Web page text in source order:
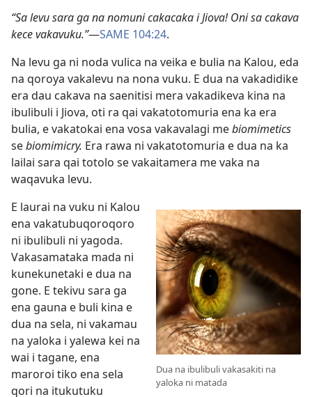
“Sa levu sara ga na nomuni cakacaka i Jiova! Oni sa cakava
kece vakavuku.”—SAME 104:24.
Na levu ga ni noda vulica na veika e bulia na Kalou, eda
na qoroya vakalevu na nona vuku. E dua na vakadidike
era dau cakava na saenitisi mera vakadikeva kina na
ibulibuli i Jiova, oti ra qai vakatotomuria ena ka era
bulia, e vakatokai ena vosa vakavalagi mebiomimetics
sebiomimicry. Era rawa ni vakatotomuria e dua na ka
lailai sara qai totolo se vakaitamera me vaka na
waqavuka levu.
Dua na ibulibuli vakasakiti na
yaloka ni matada
E laurai na vuku ni Kalou
ena vakatubuqoroqoro
ni ibulibuli ni yagoda.
Vakasamataka mada ni
kunekunetaki e dua na
gone. E tekivu sara ga
ena gauna e buli kina e
dua na sela, ni vakamau
na yaloka i yalewa kei na
wai i tagane, ena
maroroi tiko ena sela
qori na itukutuku